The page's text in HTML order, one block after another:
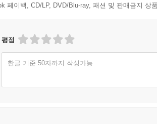
년의 편차를 두고 제각각 일어났다는 말인
사피엔스 이후 인류의 진화 과정을 살펴보
페이백, CD/LP, DVD/Blu-ray, 패션 및 판매금지 상
평점
한글 기준 50자까지 작성가능